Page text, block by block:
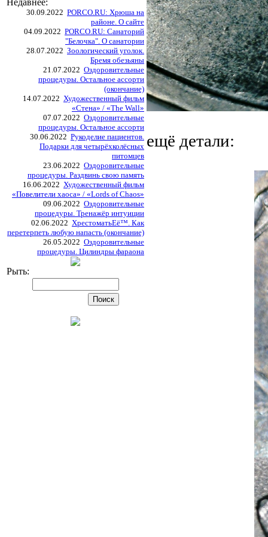
Недавнее:
30.09.2022 PORCO.RU: Хрюша на
районе. О сайте
04.09.2022 PORCO.RU: Санаторий
"Белочка". О санатории
28.07.2022 Зоологический уголок.
Бремя обезьяны
21.07.2022 Оздоровительные
процедуры. Остальное ассорти
(окончание)
14.07.2022 Художественный фильм
«Стена» / «The Wall»
07.07.2022 Оздоровительные
процедуры. Остальное ассорти
30.06.2022 Рукоделие пациентов.
Подарки для четырёхколёсных
питомцев
23.06.2022 Оздоровительные
процедуры. Раздвинь свою память
16.06.2022 Художественный фильм
«Повелители хаоса» / «Lords of Chaos»
09.06.2022 Оздоровительные
процедуры. Тренажёр интуиции
02.06.2022 ХрестоматьЕё™. Как
перетерпеть любую напасть (окончание)
26.05.2022 Оздоровительные
процедуры. Цилиндры фараона
Рыть:
ещё детали: